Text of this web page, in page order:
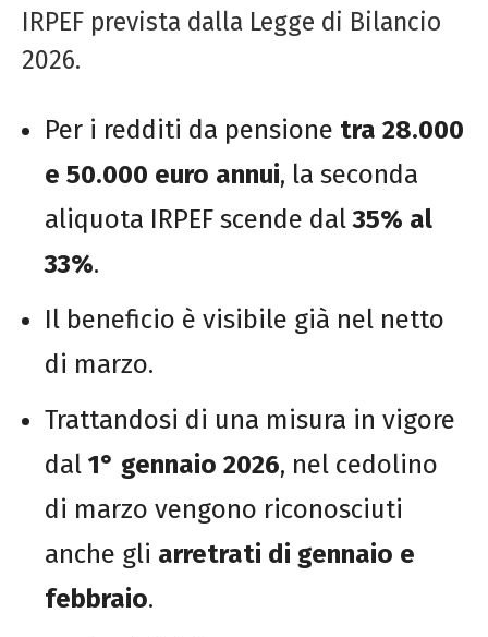
IRPEF prevista dalla Legge di Bilancio
2026.
Per i redditi da pensione tra 28.000
e 50.000 euro annui, la seconda
aliquota IRPEF scende dal35% al
33%.
Il beneficio è visibile già nel netto
di marzo.
Trattandosi di una misura in vigore
dal 1° gennaio 2026, nel cedolino
di marzo vengono riconosciuti
anche gli arretrati di gennaio e
febbraio.